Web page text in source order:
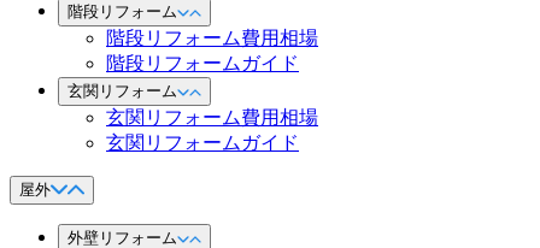
階段リフォーム
階段リフォーム費用相場
階段リフォームガイド
玄関リフォーム
玄関リフォーム費用相場
玄関リフォームガイド
屋外
外壁リフォーム